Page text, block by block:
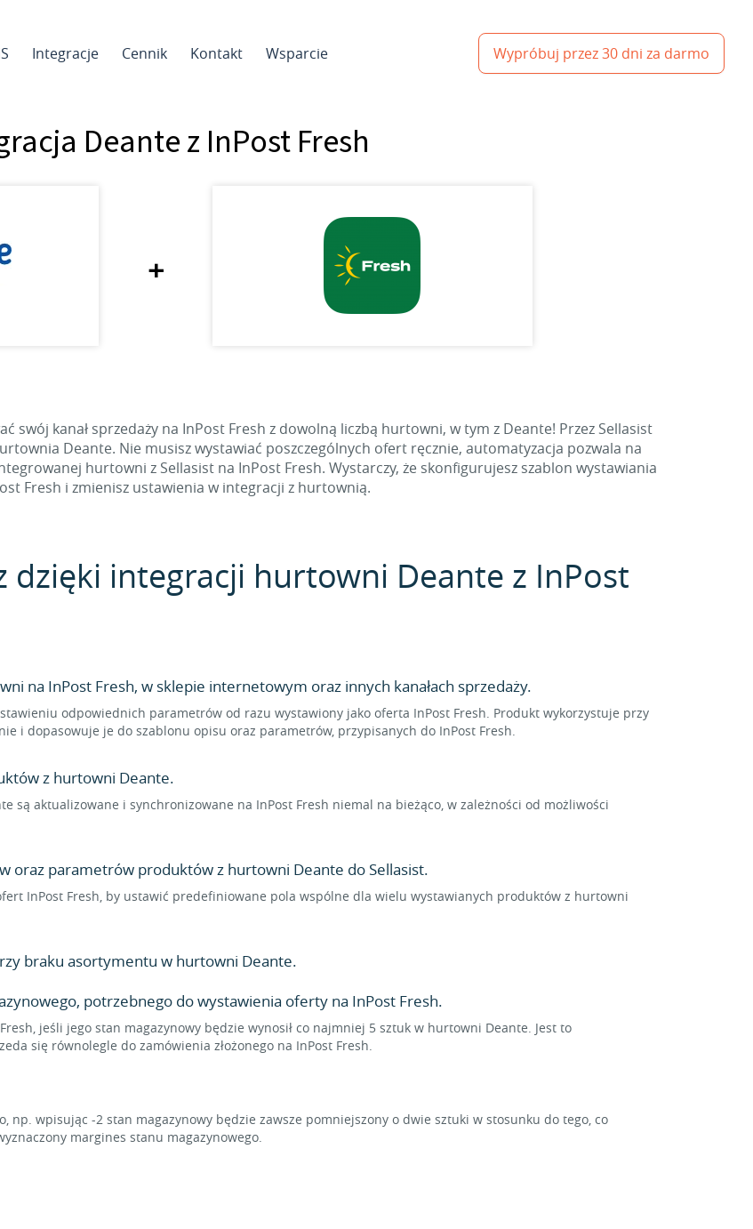
Integracje Cennik Kontakt Wsparcie Wypróbuj przez 30 dni za darmo
Deante z InPost Fresh
+
swój kanał sprzedaży na InPost Fresh z dowolną liczbą hurtowni, w tym z Deante! Przez Sellasist
Deante. Nie musisz wystawiać poszczególnych ofert ręcznie, automatyzacja pozwala na
hurtowni z Sellasist na InPost Fresh. Wystarczy, że skonfigurujesz szablon wystawiania
Fresh i zmienisz ustawienia w integracji z hurtownią.
dzięki integracji hurtowni Deante z InPost
na InPost Fresh, w sklepie internetowym oraz innych kanałach sprzedaży.
odpowiednich parametrów od razu wystawiony jako oferta InPost Fresh. Produkt wykorzystuje przy
i dopasowuje je do szablonu opisu oraz parametrów, przypisanych do InPost Fresh.
z hurtowni Deante.
są aktualizowane i synchronizowane na InPost Fresh niemal na bieżąco, w zależności od możliwości
oraz parametrów produktów z hurtowni Deante do Sellasist.
InPost Fresh, by ustawić predefiniowane pola wspólne dla wielu wystawianych produktów z hurtowni
braku asortymentu w hurtowni Deante.
potrzebnego do wystawienia oferty na InPost Fresh.
jeśli jego stan magazynowy będzie wynosił co najmniej 5 sztuk w hurtowni Deante. Jest to
się równolegle do zamówienia złożonego na InPost Fresh.
np. wpisując -2 stan magazynowy będzie zawsze pomniejszony o dwie sztuki w stosunku do tego, co
margines stanu magazynowego.